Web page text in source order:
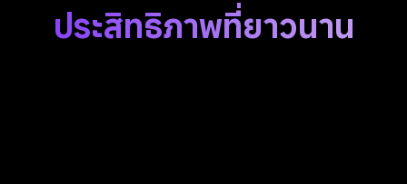
ประสิทธิภาพที่ยาวนาน